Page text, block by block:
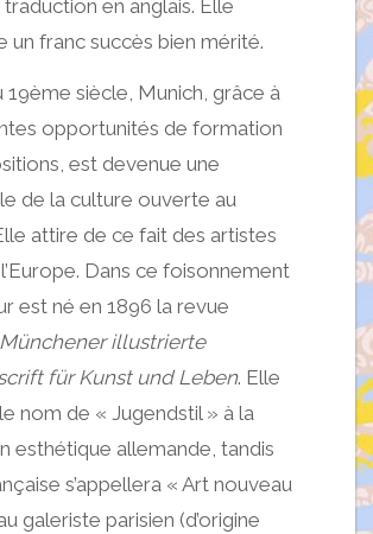
en anglais. Elle
un franc succès bien mérité.
19ème siècle, Munich, grâce à
opportunités de formation
est devenue une
de la culture ouverte au
attire de ce fait des artistes
Dans ce foisonnement
est né en 1896 la revue
illustrierte
für Kunst und Leben. Elle
nom de « Jugendstil » à la
esthétique allemande, tandis
s’appellera « Art nouveau
galeriste parisien (d’origine